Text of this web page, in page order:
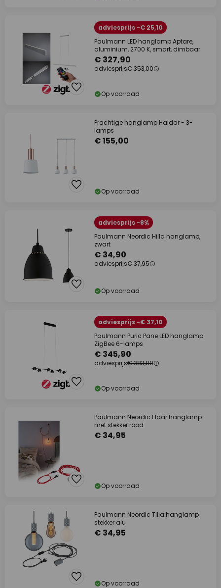
adviesprijs -€ 25,10
Paulmann LED hanglamp Aptare,
aluminium, 2700 K, smart, dimbaar.
€ 327,90
adviesprijs€ 353,00
Op voorraad
Prachtige hanglamp Haldar - 3-
lamps
€ 155,00
Op voorraad
adviesprijs -8%
Paulmann Neordic Hilla hanglamp,
zwart
€ 34,90
adviesprijs€ 37,95
Op voorraad
adviesprijs -€ 37,10
Paulmann Puric Pane LED hanglamp
ZigBee 6-lamps
€ 345,90
adviesprijs€ 383,00
Op voorraad
Paulmann Neordic Eldar hanglamp
met stekker rood
€ 34,95
Op voorraad
Paulmann Neordic Tilla hanglamp
stekker alu
€ 34,95
Op voorraad